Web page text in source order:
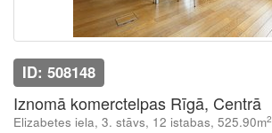
ID: 508148
Iznomā komerctelpas Rīgā, Centrā
Elizabetes iela, 3. stāvs, 12 istabas, 525.90m2